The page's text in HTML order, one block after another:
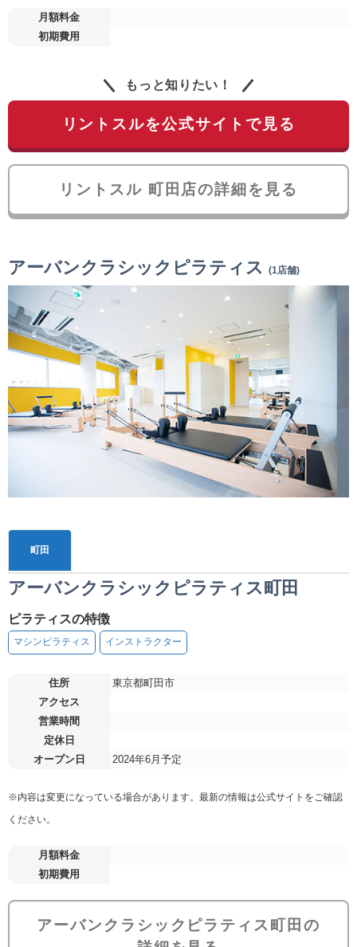
月額料金
初期費用
もっと知りたい！
リントスルを公式サイトで見る
リントスル 町田店の詳細を見る
アーバンクラシックピラティス (1店舗)
町田
アーバンクラシックピラティス町田
ピラティスの特徴
マシンピラティス インストラクター
住所
東京都町田市
アクセス
営業時間
定休日
オープン日
2024年6月予定
※内容は変更になっている場合があります。最新の情報は公式サイトをご確認
ください。
月額料金
初期費用
アーバンクラシックピラティス町田の